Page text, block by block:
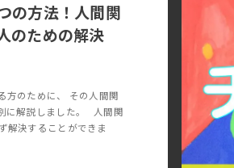
の方法！人間関
のための解決
方のために、 その人間関
に解説しました。 人間関
解決することができま